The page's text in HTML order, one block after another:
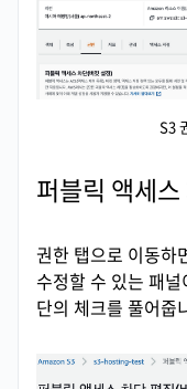
S3
퍼블릭 액세
권한 탭으로 이동하
수정할 수 있는 패
단의 체크를 풀어줍